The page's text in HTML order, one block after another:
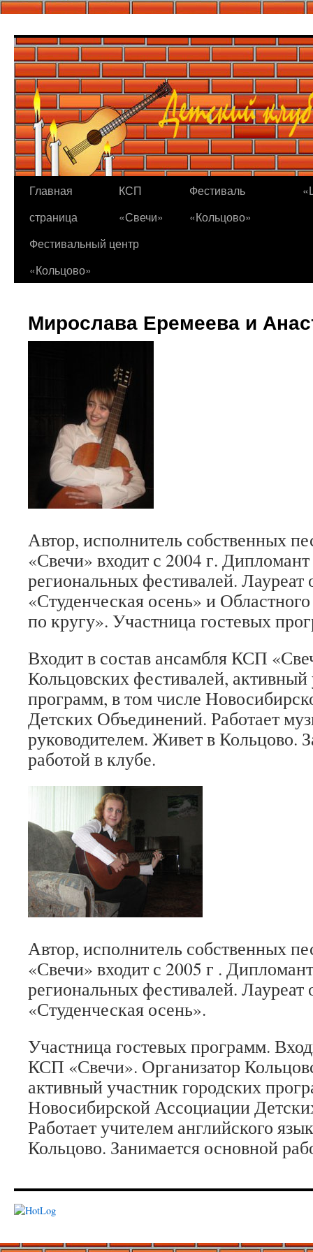
содержимому
Главная
страница
КСП
«Свечи»
Фестиваль
«Кольцово»
Фестивальный центр
«Кольцово»
Мирослава Еремеева и
Автор, исполнитель собственных
«Свечи» входит с 2004 г. Дипломант
региональных фестивалей. Лауреат
«Студенческая осень» и
по кругу». Участница гостевых
Входит в состав ансамбля КСП
Кольцовских фестивалей, активный
программ, в том числе
Детских Объединений. Работает
руководителем. Живет в Кольцово.
работой в клубе.
Автор, исполнитель собственных
«Свечи» входит с 2005 г .
региональных фестивалей. Лауреат
«Студенческая осень».
Участница гостевых программ.
КСП «Свечи». Организатор
активный участник городских
Новосибирской Ассоциации
Работает учителем английского
Кольцово. Занимается основной